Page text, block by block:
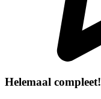
Helemaal compleet!